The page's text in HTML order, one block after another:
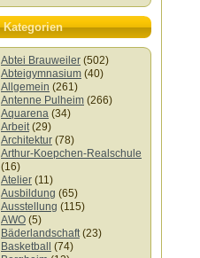
Kategorien
Abtei Brauweiler (502)
Abteigymnasium (40)
Allgemein (261)
Antenne Pulheim (266)
Aquarena (34)
Arbeit(29)
Architektur (78)
Arthur-Koepchen-Realschule
(16)
Atelier (11)
Ausbildung (65)
Ausstellung (115)
AWO (5)
Bäderlandschaft(23)
Basketball
(74)